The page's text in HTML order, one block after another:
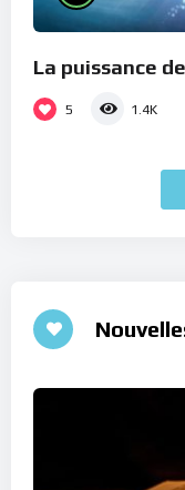
La puissance
5 1.4K